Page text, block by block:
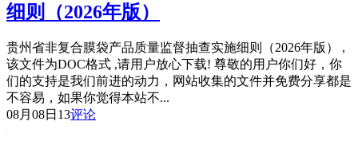
细则（2026年版）
贵州省非复合膜袋产品质量监督抽查实施细则（2026年版） ,
该文件为DOC格式 ,请用户放心下载! 尊敬的用户你们好，你
们的支持是我们前进的动力，网站收集的文件并免费分享都是
不容易，如果你觉得本站不...
08月08日 13评论